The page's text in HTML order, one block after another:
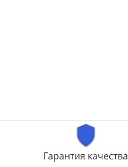
Гарантия качества